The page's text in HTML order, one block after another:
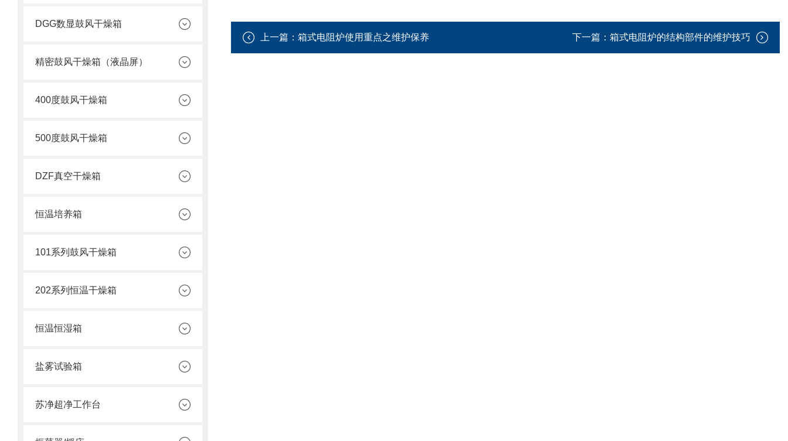
DGG数显鼓风干燥箱
精密鼓风干燥箱（液晶屏）
400度鼓风干燥箱
500度鼓风干燥箱
DZF真空干燥箱
恒温培养箱
101系列鼓风干燥箱
202系列恒温干燥箱
恒温恒湿箱
盐雾试验箱
苏净超净工作台
上一篇： 箱式电阻炉使用重点之维护保养 下一篇： 箱式电阻炉的结构部件的维护技巧